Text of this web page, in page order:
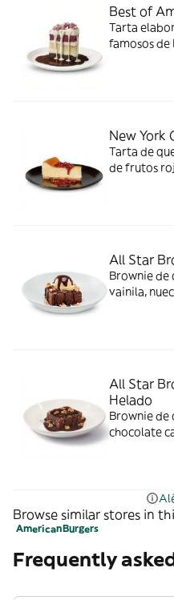
Best of
Tarta
famosos de
New York
Tarta de
de frutos
All Star
Brownie de
vainila,
All Star
Helado
Brownie de
chocolate
Browse similar stores in
AmericanBurgers
Frequently